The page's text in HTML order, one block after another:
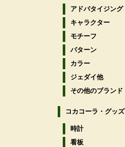
アドバタイジング
キャラクター
モチーフ
パターン
カラー
ジェダイ他
その他のブランド
コカコーラ・グッズ
時計
看板